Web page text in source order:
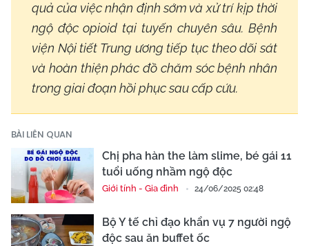
quả của việc nhận định sớm và xử trí kịp thời
ngộ độc opioid tại tuyến chuyên sâu. Bệnh
viện Nội tiết Trung ương tiếp tục theo dõi sát
và hoàn thiện phác đồ chăm sóc bệnh nhân
trong giai đoạn hồi phục sau cấp cứu.
BÀI LIÊN QUAN
Chị pha hàn the làm slime, bé gái 11
tuổi uống nhầm ngộ độc
Giới tính - Gia đình 24/06/2025 02:48
Bộ Y tế chỉ đạo khẩn vụ 7 người ngộ
độc sau ăn buffet ốc